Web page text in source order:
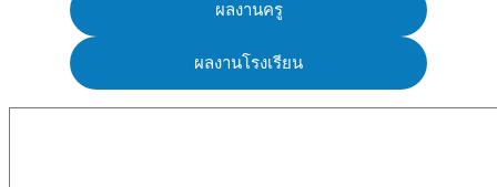
ผลงานครู
ผลงานโรงเรียน